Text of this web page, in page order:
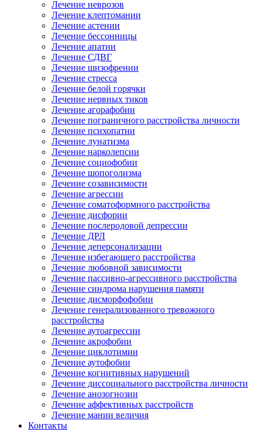
Лечение неврозов
Лечение клептомании
Лечение астении
Лечение бессонницы
Лечение апатии
Лечение СДВГ
Лечение шизофрении
Лечение стресса
Лечение белой горячки
Лечение нервных тиков
Лечение агорафобии
Лечение пограничного расстройства личности
Лечение психопатии
Лечение лунатизма
Лечение нарколепсии
Лечение социофобии
Лечение шопоголизма
Лечение созависимости
Лечение агрессии
Лечение соматоформного расстройства
Лечение дисфории
Лечение послеродовой депрессии
Лечение ДРЛ
Лечение деперсонализации
Лечение избегающего расстройства
Лечение любовной зависимости
Лечение пассивно-агрессивного расстройства
Лечение синдрома нарушения памяти
Лечение дисморфофобии
Лечение генерализованного тревожного
расстройства
Лечение аутоагрессии
Лечение акрофобии
Лечение циклотимии
Лечение аутофобии
Лечение когнитивных нарушений
Лечение диссоциального расстройства личности
Лечение анозогнозии
Лечение аффективных расстройств
Лечение мании величия
Контакты